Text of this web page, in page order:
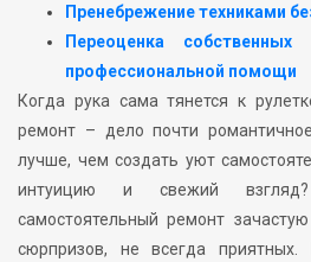
Пренебрежение техниками
Переоценка
профессиональной помощи
Когда рука сама тянется к
ремонт – дело почти
лучше, чем создать уют
интуицию и свежий
самостоятельный ремонт
сюрпризов, не всегда